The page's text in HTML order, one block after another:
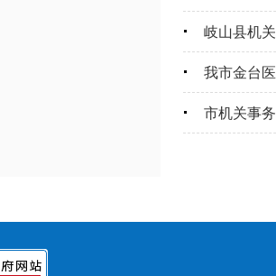
岐山县机
我市金台
市机关事